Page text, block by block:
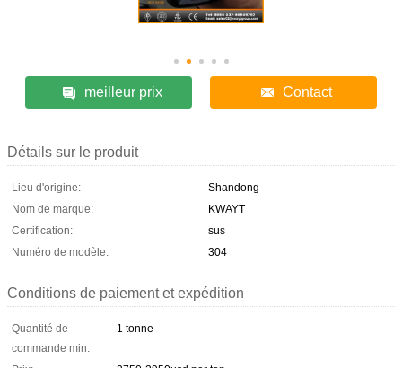
meilleur prix Contact
Détails sur le produit
Lieu d'origine:
Shandong
Nom de marque:
KWAYT
Certification:
sus
Numéro de modèle:
304
Conditions de paiement et expédition
Quantité de
commande min:
1 tonne